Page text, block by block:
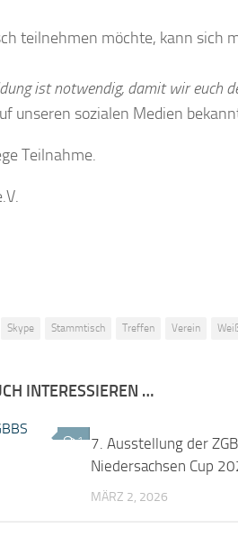
teilnehmen möchte, kann sich
ist notwendig, damit wir euch
unseren sozialen Medien
Teilnahme.
Skype Stammtisch Treffen Verein
INTERESSIEREN …
1
7. Ausstellung der
Niedersachsen Cup
MÄRZ 2, 2026